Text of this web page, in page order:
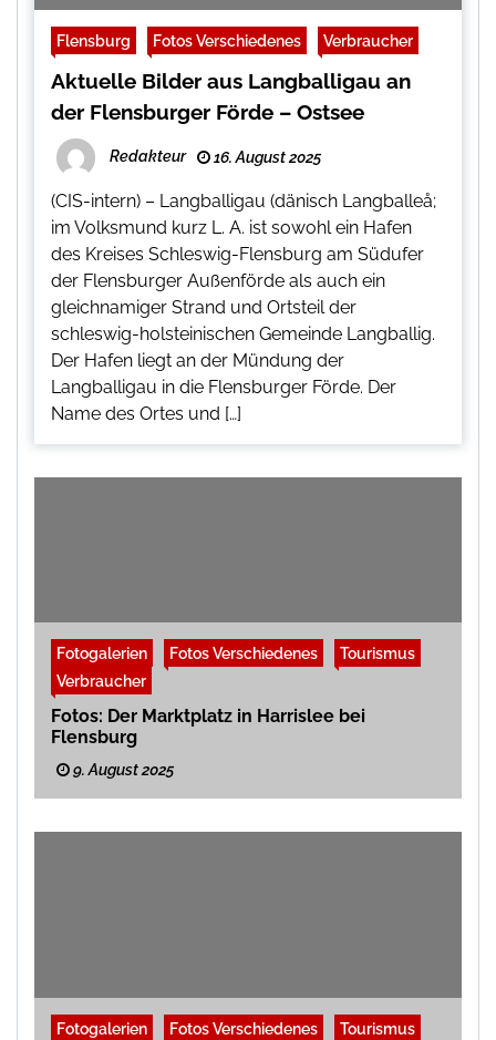
Flensburg Fotos Verschiedenes Verbraucher
Aktuelle Bilder aus Langballigau an
der Flensburger Förde – Ostsee
Redakteur 16. August 2025
(CIS-intern) – Langballigau (dänisch Langballeå;
im Volksmund kurz L. A. ist sowohl ein Hafen
des Kreises Schleswig-Flensburg am Südufer
der Flensburger Außenförde als auch ein
gleichnamiger Strand und Ortsteil der
schleswig-holsteinischen Gemeinde Langballig.
Der Hafen liegt an der Mündung der
Langballigau in die Flensburger Förde. Der
Name des Ortes und […]
Fotogalerien Fotos Verschiedenes
Tourismus
Verbraucher
Fotos: Der Marktplatz in Harrislee bei
Flensburg
9. August 2025
Fotogalerien Fotos Verschiedenes
Tourismus